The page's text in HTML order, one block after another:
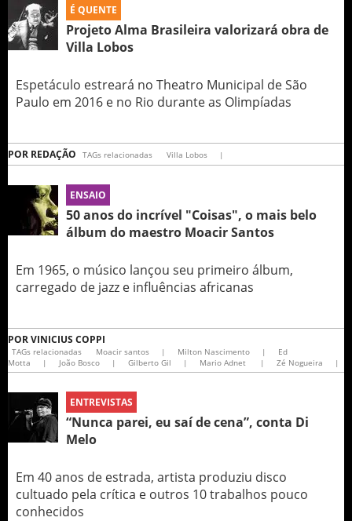
É QUENTE
Projeto Alma Brasileira valorizará obra de
Villa Lobos
Espetáculo estreará no Theatro Municipal de São
Paulo em 2016 e no Rio durante as Olimpíadas
POR REDAÇÃO TAGs relacionadas Villa Lobos |
ENSAIO
50 anos do incrível "Coisas", o mais belo
álbum do maestro Moacir Santos
Em 1965, o músico lançou seu primeiro álbum,
carregado de jazz e influências africanas
PORVINICIUS COPPI
TAGs relacionadas Moacir santos | Milton Nascimento |
Ed
Motta
| João Bosco | Gilberto Gil | Mario Adnet | Zé Nogueira |
ENTREVISTAS
“Nunca parei, eu saí de cena”, conta Di
Melo
Em 40 anos de estrada, artista produziu disco
cultuado pela crítica e outros 10 trabalhos pouco
conhecidos